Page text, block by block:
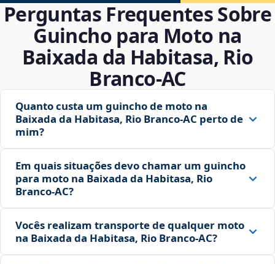
Perguntas Frequentes Sobre
Guincho para Moto na
Baixada da Habitasa, Rio
Branco‑AC
Quanto custa um guincho de moto na
Baixada da Habitasa, Rio Branco‑AC perto de
mim?
Em quais situações devo chamar um guincho
para moto na Baixada da Habitasa, Rio
Branco‑AC?
Vocês realizam transporte de qualquer moto
na Baixada da Habitasa, Rio Branco‑AC?